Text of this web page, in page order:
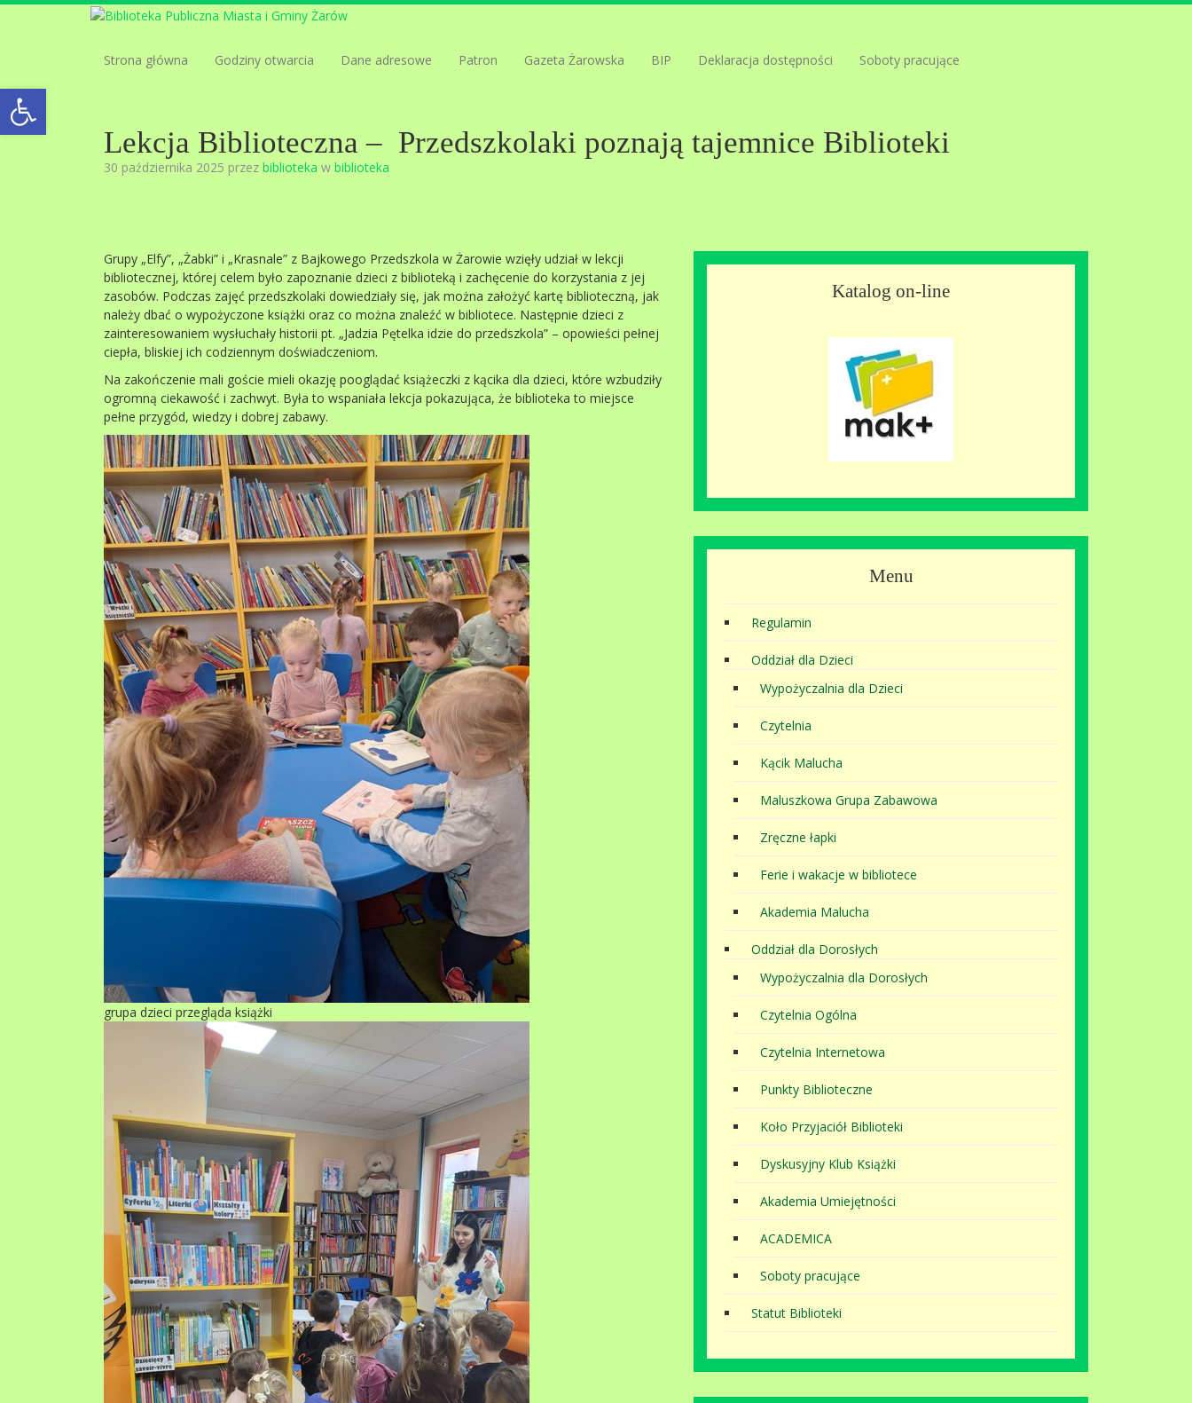
Open toolbar
Strona główna Godziny otwarcia Dane adresowe Patron Gazeta Żarowska BIP Deklaracja dostępności Soboty pracujące
Lekcja Biblioteczna – Przedszkolaki poznają tajemnice Biblioteki
30 października 2025 przez biblioteka w biblioteka
Grupy „Elfy”, „Żabki” i „Krasnale” z Bajkowego Przedszkola w Żarowie wzięły udział w lekcji
bibliotecznej, której celem było zapoznanie dzieci z biblioteką i zachęcenie do korzystania z jej
zasobów. Podczas zajęć przedszkolaki dowiedziały się, jak można założyć kartę biblioteczną, jak
należy dbać o wypożyczone książki oraz co można znaleźć w bibliotece. Następnie dzieci z
zainteresowaniem wysłuchały historii pt. „Jadzia Pętelka idzie do przedszkola” – opowieści pełnej
ciepła, bliskiej ich codziennym doświadczeniom.
Na zakończenie mali goście mieli okazję pooglądać książeczki z kącika dla dzieci, które wzbudziły
ogromną ciekawość i zachwyt. Była to wspaniała lekcja pokazująca, że biblioteka to miejsce
pełne przygód, wiedzy i dobrej zabawy.
grupa dzieci przegląda książki
Katalog on-line
Menu
Regulamin
Oddział dla Dzieci
Wypożyczalnia dla Dzieci
Czytelnia
Kącik Malucha
Maluszkowa Grupa Zabawowa
Zręczne łapki
Ferie i wakacje w bibliotece
Akademia Malucha
Oddział dla Dorosłych
Wypożyczalnia dla Dorosłych
Czytelnia Ogólna
Czytelnia Internetowa
Punkty Biblioteczne
Koło Przyjaciół Biblioteki
Dyskusyjny Klub Książki
Akademia Umiejętności
ACADEMICA
Soboty pracujące
Statut Biblioteki